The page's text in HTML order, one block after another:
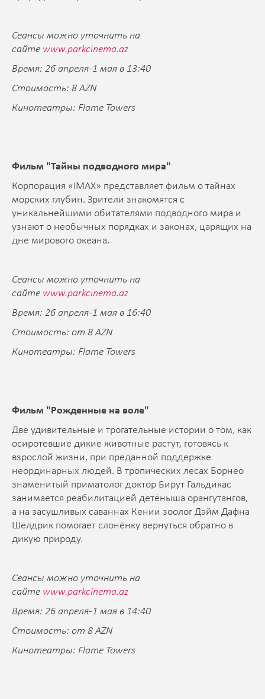
Сеансы можно уточнить на
сайте www.parkcinema.az
Время: 26 апреля-1 мая в 13:40
Стоимость: 8 AZN
Кинотеатры: Flame Towers
Фильм "Тайны подводного мира"
Корпорация «IMAX» представляет фильм о тайнах
морских глубин. Зрители знакомятся с
уникальнейшими обитателями подводного мира и
узнают о необычных порядках и законах, царящих на
дне мирового океана.
Сеансы можно уточнить на
сайте www.parkcinema.az
Время: 26 апреля-1 мая в 16:40
Стоимость: от 8 AZN
Кинотеатры: Flame Towers
Фильм "Рожденные на воле"
Две удивительные и трогательные истории о том, как
осиротевшие дикие животные растут, готовясь к
взрослой жизни, при преданной поддержке
неординарных людей. В тропических лесах Борнео
знаменитый приматолог доктор Бирут Гальдикас
занимается реабилитацией детёныша орангутангов,
а на засушливых саваннах Кении зоолог Дэйм Дафна
Шелдрик помогает слонёнку вернуться обратно в
дикую природу.
Сеансы можно уточнить на
сайте www.parkcinema.az
Время: 26 апреля-1 мая в 14:40
Стоимость: от 8 AZN
Кинотеатры: Flame Towers